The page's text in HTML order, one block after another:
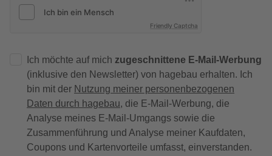
Friendly Captcha
Ich möchte auf mich zugeschnittene E-Mail-Werbung
(inklusive den Newsletter) von hagebau erhalten. Ich
bin mit der Nutzung meiner personenbezogenen
Daten durch hagebau, die E-Mail-Werbung, die
Analyse meines E-Mail-Umgangs sowie die
Zusammenführung und Analyse meiner Kaufdaten,
Coupons und Kartenvorteile umfasst, einverstanden.